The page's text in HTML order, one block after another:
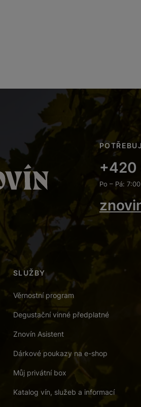
+420
Po – Pá:
SLUŽBY
Věrnostní program
Degustační vinné předplatné
Znovín Asistent
Dárkové poukazy na e-shop
Můj privátní box
Katalog vín, služeb a informací